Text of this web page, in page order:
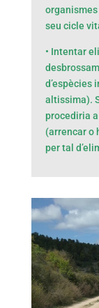
organismes
seu cicle
• Intentar
d’espècies
altissima).
procediria
(arrencar o
per tal